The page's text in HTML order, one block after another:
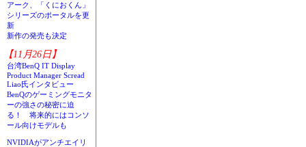
アーク、「くにおくん」
シリーズのポータルを更
新
新作の発売も決定
【11月26日】
台湾BenQ IT Display
Product Manager Scread
Liao氏インタビュー
BenQのゲーミングモニタ
ーの強さの秘密に迫
る！ 将来的にはコンソ
ール向けモデルも
NVIDIAがアンチエイリ